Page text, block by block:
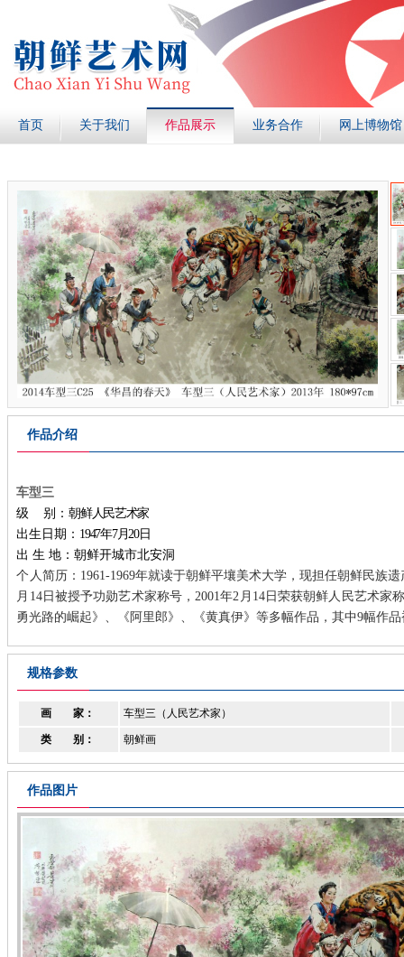
首页 关于我们 作品展示 业务合作 网上博物馆
作品介绍
车型三
级
别：朝鲜人民艺术家
出生日期： 1947年7月20日
出 生 地：朝鲜开城市北安洞
个人简历：1961-1969年就读于朝鲜平壤美术大学，现担任朝鲜民族
月14日 被授予功勋艺术家称号，2001年2月14日 荣获朝鲜人民艺术家
勇光路的崛起》、《阿里郎》、《黄真伊》等多幅作品，其中9幅作
规格参数
画 家： 车型三（人民艺术家）
类 别： 朝鲜画
作品图片